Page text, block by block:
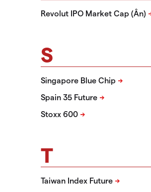
Revolut IPO Market Cap (Ân)
S
Singapore Blue Chip
Spain 35 Future
Stoxx 600
T
Taiwan Index Future